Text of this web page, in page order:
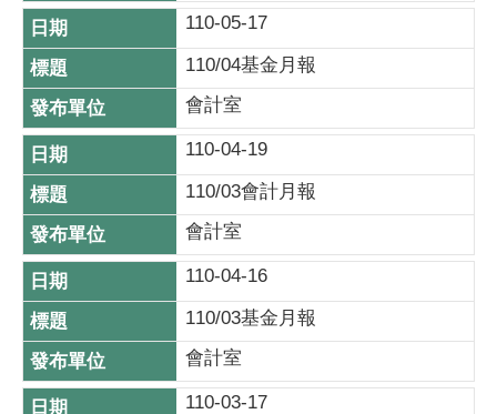
110-05-17
110/04基金月報
會計室
110-04-19
110/03會計月報
會計室
110-04-16
110/03基金月報
會計室
110-03-17